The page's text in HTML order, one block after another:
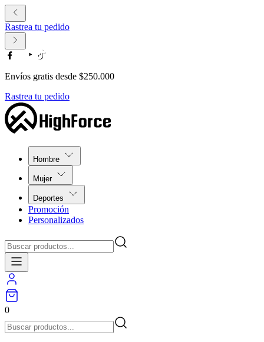
Rastrea tu pedido
Envíos gratis desde $250.000
Rastrea tu pedido
Hombre
Mujer
Deportes
Promoción
Personalizados
0